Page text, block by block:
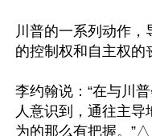
川普的一系列动作
的控制权和自主权的
李约翰说：“在与川
人意识到，通往主导